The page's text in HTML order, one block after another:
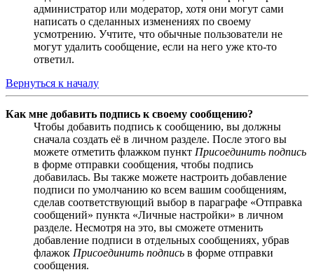
администратор или модератор, хотя они могут сами
написать о сделанных изменениях по своему
усмотрению. Учтите, что обычные пользователи не
могут удалить сообщение, если на него уже кто-то
ответил.
Вернуться к началу
Как мне добавить подпись к своему сообщению?
Чтобы добавить подпись к сообщению, вы должны
сначала создать её в личном разделе. После этого вы
можете отметить флажком пункт Присоединить подпись
в форме отправки сообщения, чтобы подпись
добавилась. Вы также можете настроить добавление
подписи по умолчанию ко всем вашим сообщениям,
сделав соответствующий выбор в параграфе «Отправка
сообщений» пункта «Личные настройки» в личном
разделе. Несмотря на это, вы сможете отменить
добавление подписи в отдельных сообщениях, убрав
флажок Присоединить подпись в форме отправки
сообщения.